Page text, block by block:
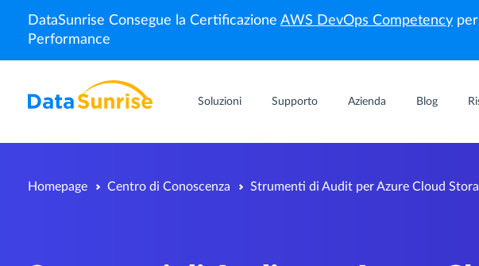
DataSunrise Consegue la Certificazione AWS DevOps Competency
Performance
Soluzioni Supporto Azienda Blog
Homepage Centro di Conoscenza Strumenti di Audit per Azure Cloud